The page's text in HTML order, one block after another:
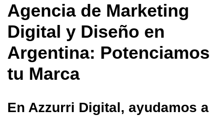
Agencia de Marketing
Digital y Diseño en
Argentina: Potenciamos
tu Marca
En Azzurri Digital, ayudamos a